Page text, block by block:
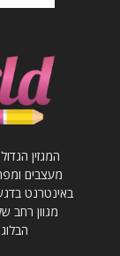
המגזין
באינטרנט
מגוון רחב